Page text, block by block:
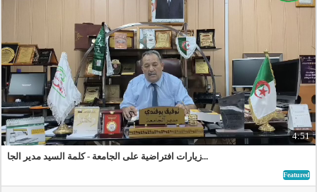
4:51
زيارات افتراضية على الجامعة - كلمة السيد مدير الجا...
Featured